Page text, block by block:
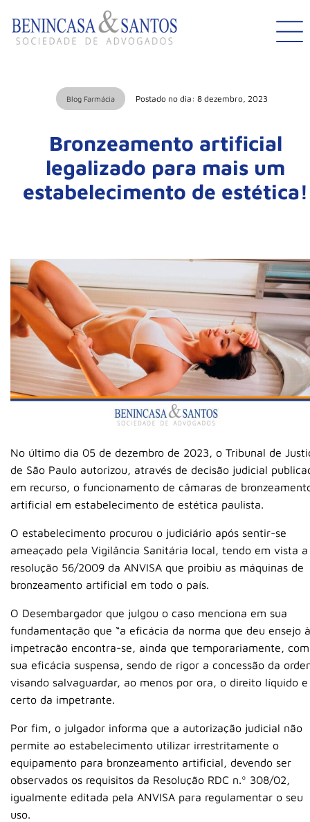
Blog Farmácia Postado no dia: 8 dezembro, 2023
Bronzeamento artificial
legalizado para mais um
estabelecimento de estética!
No último dia 05 de dezembro de 2023, o Tribunal de
de São Paulo autorizou, através de decisão judicial
em recurso, o funcionamento de câmaras de
artificial em estabelecimento de estética paulista.
O estabelecimento procurou o judiciário após sentir-se
ameaçado pela Vigilância Sanitária local, tendo em vista a
resolução 56/2009 da ANVISA que proibiu as máquinas de
bronzeamento artificial em todo o país.
O Desembargador que julgou o caso menciona em sua
fundamentação que “a eficácia da norma que deu ensejo à
impetração encontra-se, ainda que temporariamente, com
sua eficácia suspensa, sendo de rigor a concessão da
visando salvaguardar, ao menos por ora, o direito líquido e
certo da impetrante.
Por fim, o julgador informa que a autorização judicial não
permite ao estabelecimento utilizar irrestritamente o
equipamento para bronzeamento artificial, devendo ser
observados os requisitos da Resolução RDC n.º 308/02,
igualmente editada pela ANVISA para regulamentar o seu
uso.